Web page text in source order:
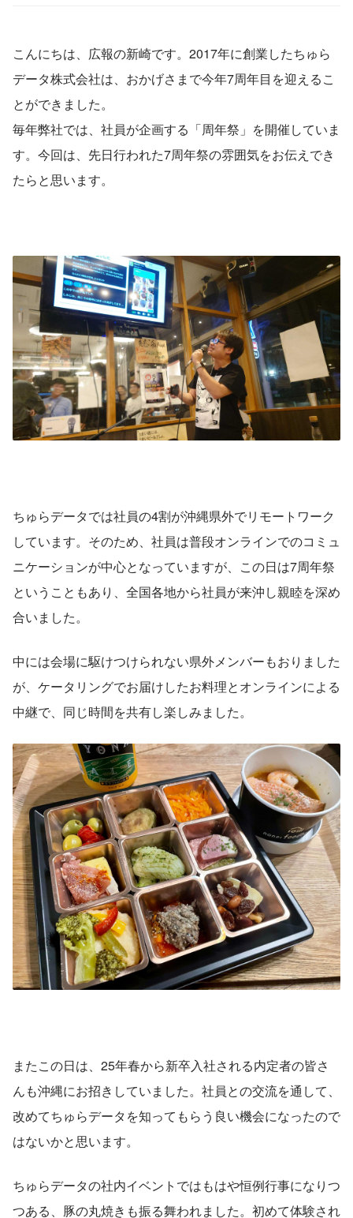
こんにちは、広報の新崎です。2017年に創業したちゅら
データ株式会社は、おかげさまで今年7周年目を迎えるこ
とができました。
毎年弊社では、社員が企画する「周年祭」を開催していま
す。今回は、先日行われた7周年祭の雰囲気をお伝えでき
たらと思います。
ちゅらデータでは社員の4割が沖縄県外でリモートワーク
しています。そのため、社員は普段オンラインでのコミュ
ニケーションが中心となっていますが、この日は7周年祭
ということもあり、全国各地から社員が来沖し親睦を深め
合いました。
中には会場に駆けつけられない県外メンバーもおりました
が、ケータリングでお届けしたお料理とオンラインによる
中継で、同じ時間を共有し楽しみました。
またこの日は、25年春から新卒入社される内定者の皆さ
んも沖縄にお招きしていました。社員との交流を通して、
改めてちゅらデータを知ってもらう良い機会になったので
はないかと思います。
ちゅらデータの社内イベントではもはや恒例行事になりつ
つある、豚の丸焼きも振る舞われました。初めて体験され